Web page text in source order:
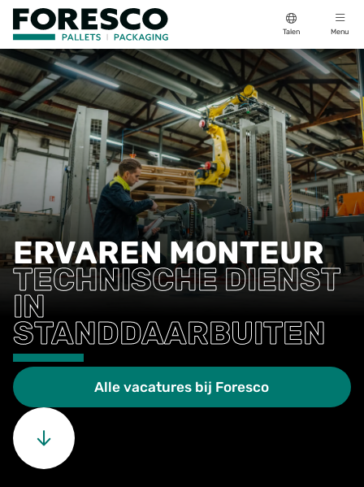
Talen Menu
ERVAREN MONTEUR
TECHNISCHE DIENST
IN
STANDDAARBUITEN
Alle vacatures bij Foresco